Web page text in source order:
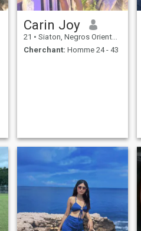
Carin Joy
21 • Siaton, Negros Oriental, Philippines
Cherchant: Homme 24 - 43